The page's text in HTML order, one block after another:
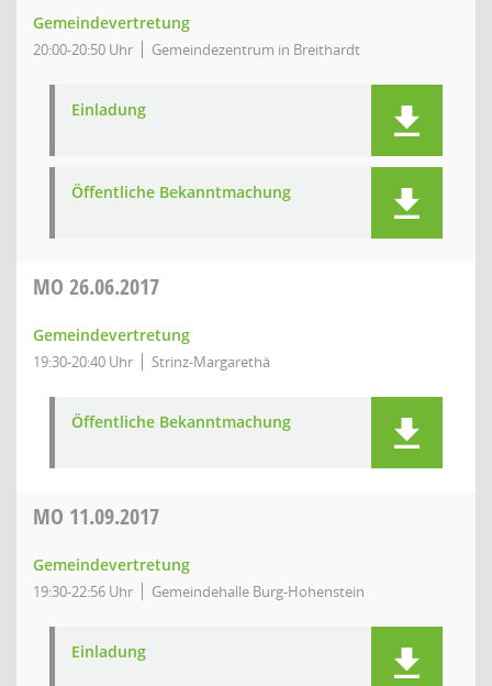
Gemeindevertretung
20:00-20:50 Uhr Gemeindezentrum in Breithardt
Einladung
Öffentliche Bekanntmachung
MO 26.06.2017
Gemeindevertretung
19:30-20:40 Uhr Strinz-Margarethä
Öffentliche Bekanntmachung
MO 11.09.2017
Gemeindevertretung
19:30-22:56 Uhr Gemeindehalle Burg-Hohenstein
Einladung